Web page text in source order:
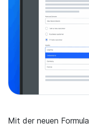
Mit der neuen